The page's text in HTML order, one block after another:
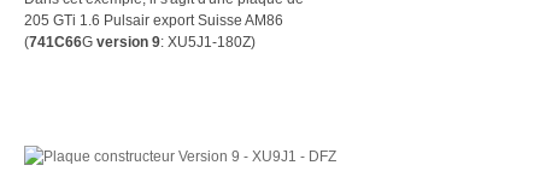
205 GTi 1.6 Pulsair export Suisse AM86
(741C66G version 9: XU5J1-180Z)